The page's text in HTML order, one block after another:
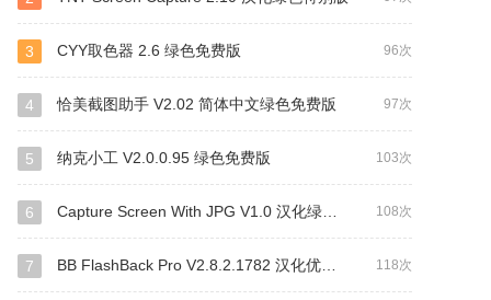
96次
3 CYY取色器 2.6 绿色免费版
97次
4 恰美截图助手 V2.02 简体中文绿色免费版
103次
5 纳克小工 V2.0.0.95 绿色免费版
108次
6 Capture Screen With JPG V1.0 汉化绿色免费版
118次
7 BB FlashBack Pro V2.8.2.1782 汉化优化安装版